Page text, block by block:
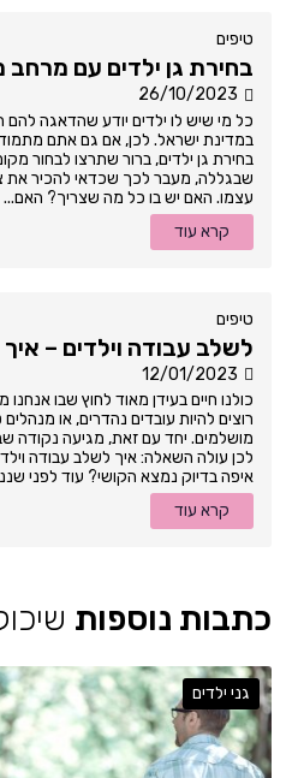
טיפים
בחירת גן ילדים עם מרחב
26/10/2023
במדינת ישראל. לכן, אם גם אתם
בחירת גן ילדים, ברור שתרצו לבחור
שבגללה, מעבר לכך שכדאי להכיר את
עצמו. האם יש בו כל מה שצריך? האם...
קרא עוד
טיפים
לשלב עבודה וילדים –
12/01/2023
כולנו חיים בעידן מאוד לחוץ שבו
רוצים להיות עובדים נהדרים, או מנהלים
מושלמים. יחד עם זאת, מגיעה נקודה
לכן עולה השאלה: איך לשלב עבודה
איפה בדיוק נמצא הקושי? עוד לפני
קרא עוד
כתבות נוספות
גני ילדים